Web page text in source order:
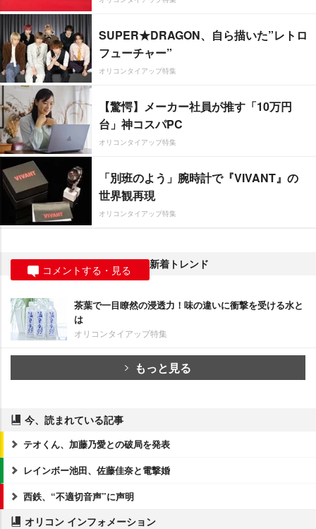
SUPER★DRAGON、自ら描いた”レトロ
フューチャー”
オリコンタイアップ特集
【驚愕】メーカー社員が推す「10万円
台」神コスパPC
オリコンタイアップ特集
「別班のよう」腕時計で『VIVANT』の
世界観再現
オリコンタイアップ特集
コメントする・見る 新着トレンド
茶葉で一目瞭然の浸透力！味の違いに衝撃を受ける水と
は
オリコンタイアップ特集
もっと見る
今、読まれている記事
テオくん、加藤乃愛との破局を発表
レインボー池田、佐藤佳奈と電撃婚
西鉄、“不適切音声”に声明
オリコン インフォメーション